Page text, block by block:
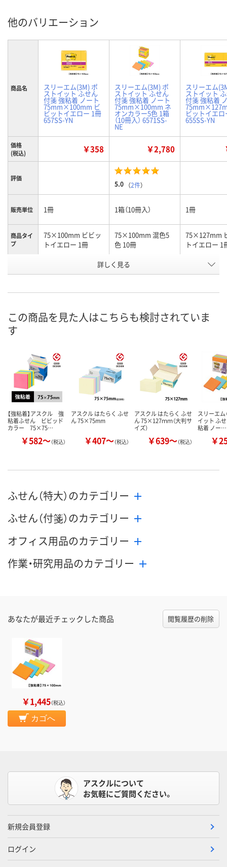
他のバリエーション
商品名 スリーエム(3M) ポ
ストイット ふせん
付箋 強粘着 ノート
75mm×100mm ビ
ビットイエロー 1冊
657SS-YN
スリーエム(3M) ポ
ストイット ふせん
付箋 強粘着 ノート
75mm×100mm ネ
オンカラー5色 1箱
（10冊入） 6571SS-
NE
スリーエム
ストイット
付箋 強粘着
ビットイエロ
655SS-YN
価格
(税込)
￥358 ￥2,780
評価
5.0 （2件）
販売単位 1冊 1箱（10冊入） 1冊
商品タイ
プ
75×100mm ビビッ
トイエロー 1冊
75×100mm 混色5
色 10冊
75×127mm
トイエロー 1
7798267 AP74050
8月8日（土）
カゴへ カ
詳しく見る
この商品を見た人はこちらも検討されていま
す
【強粘着】アスクル 強
粘着ふせん ビビッド
カラー 75×75…
￥582～（税込）
アスクル はたらく ふせ
ん 75×75mm
￥407～（税込）
アスクル はたらく ふせ
ん 75×127ｍｍ（大判サ
イズ）
￥639～（税込）
スリーエム
イット ふ
粘着 ノー…
￥
ふせん（特大）のカテゴリー
ふせん（付箋）のカテゴリー
オフィス用品のカテゴリー
作業・研究用品のカテゴリー
あなたが最近チェックした商品 閲覧履歴の削除
￥1,445（税込）
カゴへ
アスクルについて
お気軽にご質問ください。
新規会員登録
ログイン